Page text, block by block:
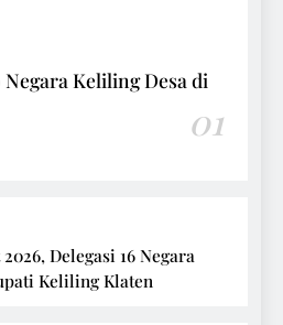
Keliling Desa di
01
Delegasi 16 Negara
Keliling Klaten